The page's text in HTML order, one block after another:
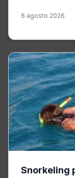
6 agosto 2026
Snorkeling